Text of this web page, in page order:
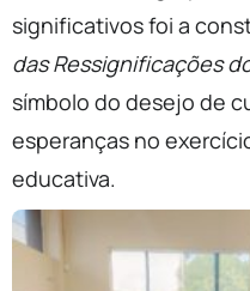
significativos foi a
das Ressignificações
símbolo do desejo de
esperanças no
educativa.